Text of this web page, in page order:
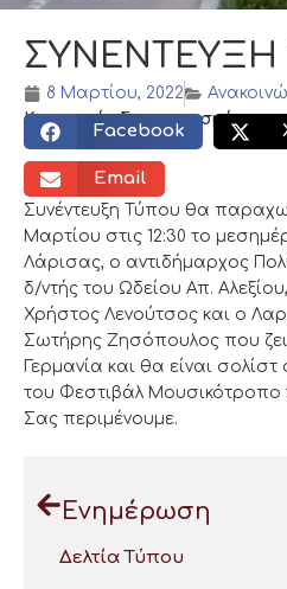
ΣΥΝΕΝΤΕΥΞΗ
8 Μαρτίου, 2022
Κοινωνικός διαμοιρασμός:
Facebook
Email
Συνέντευξη Τύπου θα
Μαρτίου στις 12:30 το
Λάρισας, ο αντιδήμαρχος
δ/ντής του Ωδείου Απ.
Χρήστος Λενούτσος και ο
Σωτήρης Ζησόπουλος που ζει
Γερμανία και θα είναι
του Φεστιβάλ Μουσικότροπο
Σας περιμένουμε.
Ενημέρωση
Δελτία Τύπου